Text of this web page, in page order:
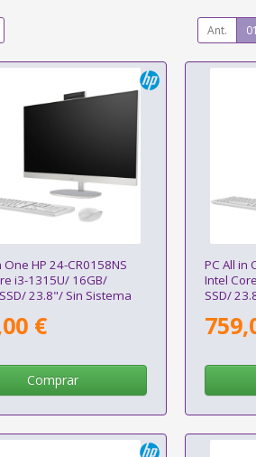
Ant. 01
One HP 24-CR0158NS
i3-1315U/ 16GB/
23.8"/ Sin Sistema
€
Comprar
PC All in
Intel
SSD/